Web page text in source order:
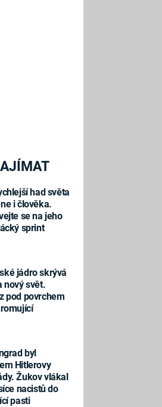
had světa
i člověka.
se na jeho
sprint
jádro skrývá
nový svět.
pod povrchem
byl
Hitlerovy
Žukov vlákal
nacistů do
pasti